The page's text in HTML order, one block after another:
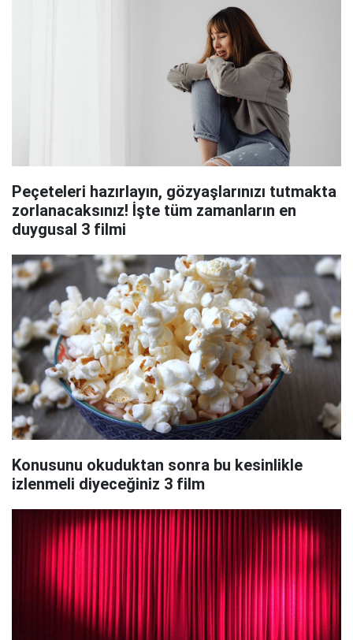
Peçeteleri hazırlayın, gözyaşlarınızı tutmakta
zorlanacaksınız! İşte tüm zamanların en
duygusal 3 filmi
Konusunu okuduktan sonra bu kesinlikle
izlenmeli diyeceğiniz 3 film